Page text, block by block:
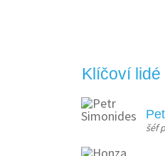
Klíčoví
šéf